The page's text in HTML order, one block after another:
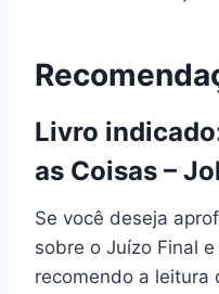
Livro
as Coisas –
Se você deseja
sobre o Juízo Final
recomendo a leitura